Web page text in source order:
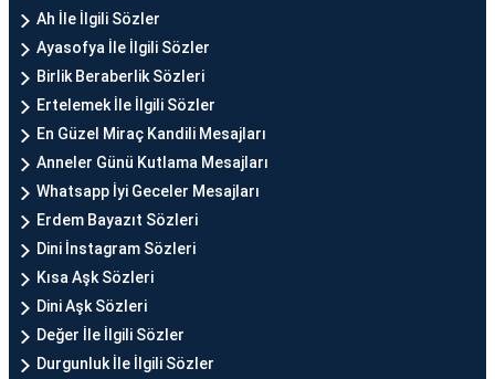
Ah İle İlgili Sözler
Ayasofya İle İlgili Sözler
Birlik Beraberlik Sözleri
Ertelemek İle İlgili Sözler
En Güzel Miraç Kandili Mesajları
Anneler Günü Kutlama Mesajları
Whatsapp İyi Geceler Mesajları
Erdem Bayazıt Sözleri
Dini İnstagram Sözleri
Kısa Aşk Sözleri
Dini Aşk Sözleri
Değer İle İlgili Sözler
Durgunluk İle İlgili Sözler